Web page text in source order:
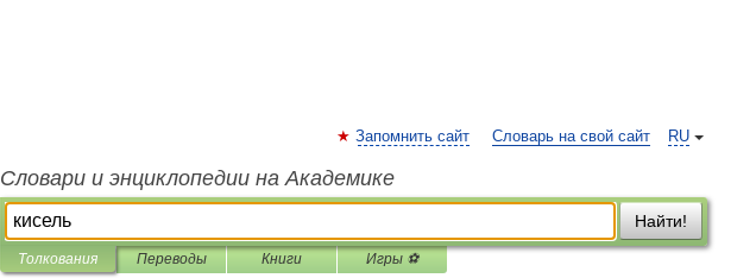
RU
Запомнить сайт Словарь на свой сайт
Словари и энциклопедии на Академике
Найти!
Толкования Переводы Книги Игры ⚽